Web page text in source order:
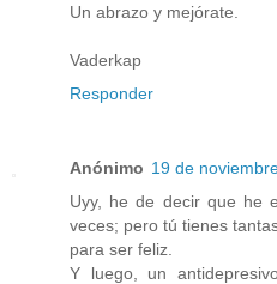
Un abrazo y mejórate.
Vaderkap
Responder
Anónimo 19 de
Uyy, he de decir que he
veces; pero tú tienes
para ser feliz.
Y luego, un